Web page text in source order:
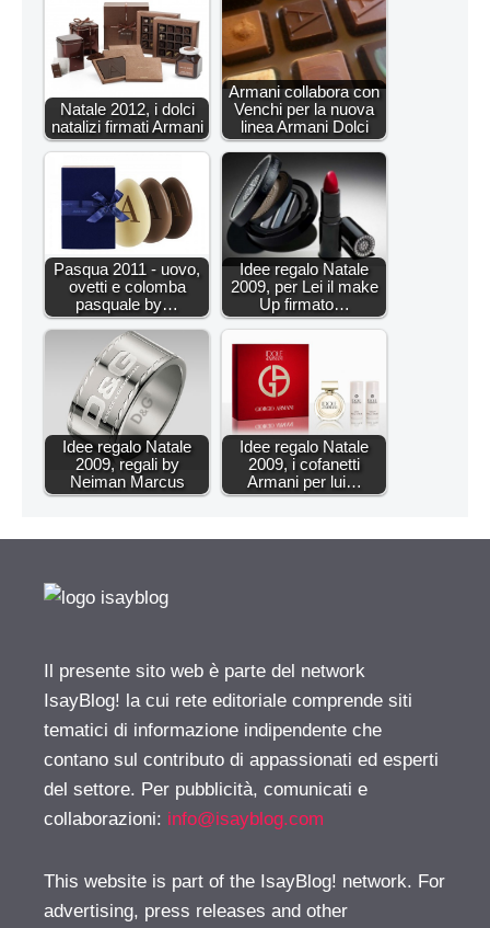
Natale 2012, i dolci
natalizi firmati Armani
Armani collabora con
Venchi per la nuova
linea Armani Dolci
Pasqua 2011 - uovo,
ovetti e colomba
pasquale by…
Idee regalo Natale
2009, per Lei il make
Up firmato…
Idee regalo Natale
2009, regali by
Neiman Marcus
Idee regalo Natale
2009, i cofanetti
Armani per lui…
Il presente sito web è parte del network
IsayBlog! la cui rete editoriale comprende siti
tematici di informazione indipendente che
contano sul contributo di appassionati ed esperti
del settore. Per pubblicità, comunicati e
collaborazioni: info@isayblog.com
This website is part of the IsayBlog! network. For
advertising, press releases and other